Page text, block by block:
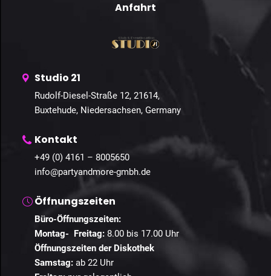
Anfahrt
Studio 21
Rudolf-Diesel-Straße 12, 21614,
Buxtehude, Niedersachsen, Germany
Kontakt
+49 (0) 4161 – 8005650
info@partyandmore-gmbh.de
Öffnungszeiten
Büro-Öffnungszeiten:
Montag- Freitag: 8.00 bis 17.00 Uhr
Öffnungszeiten der Diskothek
Samstag: ab 22 Uhr